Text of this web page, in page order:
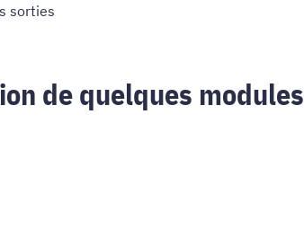
sorties
de quelques modules